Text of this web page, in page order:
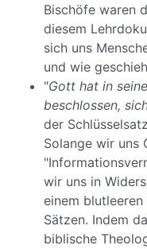
Bischöfe waren
diesem
sich uns
und wie
"Gott hat in
beschlossen,
der
Solange wir uns
wir uns in
einem
Sätzen. Indem
biblische